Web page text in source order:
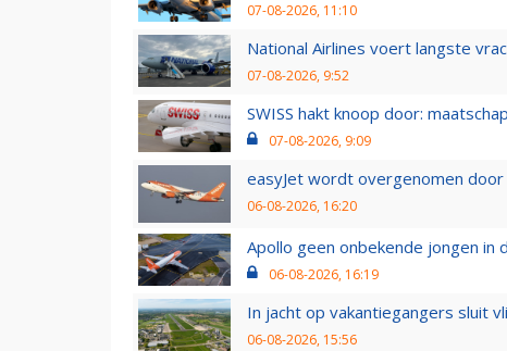
07-08-2026, 11:10
National Airlines voert langste
07-08-2026, 9:52
SWISS hakt knoop door:
07-08-2026, 9:09
easyJet wordt overgenomen door
06-08-2026, 16:20
Apollo geen onbekende jongen in
06-08-2026, 16:19
In jacht op vakantiegangers sluit
06-08-2026, 15:56